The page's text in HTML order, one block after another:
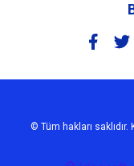
© Tüm hakları